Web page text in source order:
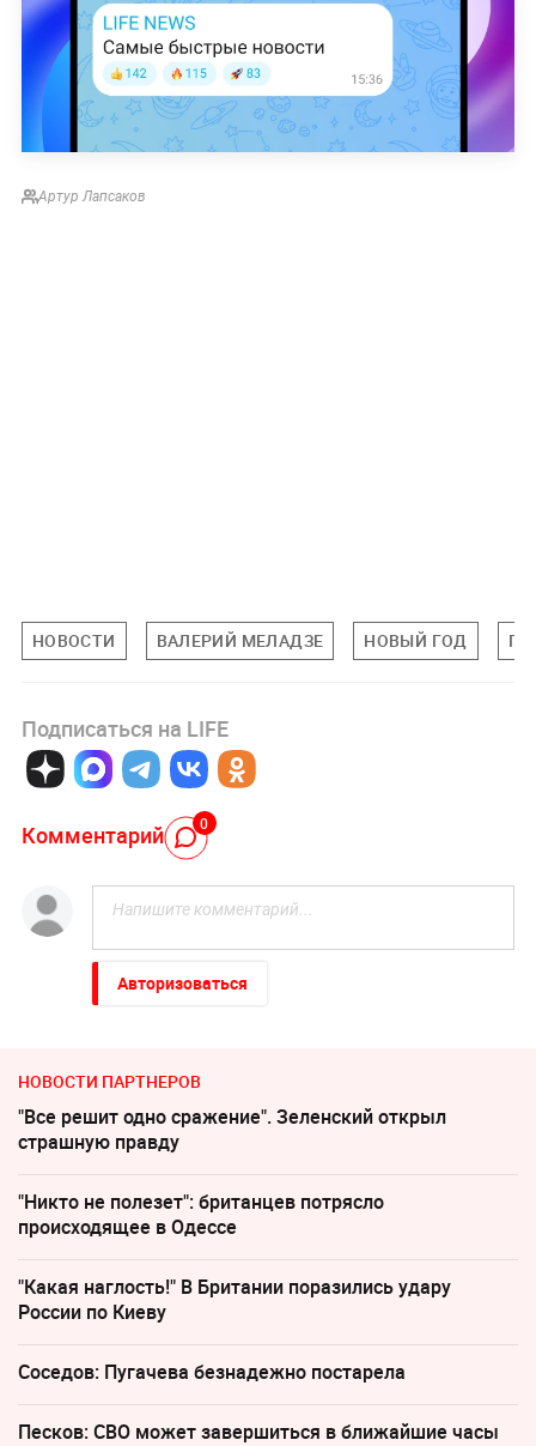
Артур Лапсаков
НОВОСТИ ВАЛЕРИЙ МЕЛАДЗЕ НОВЫЙ ГОД
Подписаться на LIFE
Комментарий 0
Авторизоваться
НОВОСТИ ПАРТНЕРОВ
"Все решит одно сражение". Зеленский открыл
страшную правду
"Никто не полезет": британцев потрясло
происходящее в Одессе
"Какая наглость!" В Британии поразились удару
России по Киеву
Соседов: Пугачева безнадежно постарела
Песков: СВО может завершиться в ближайшие часы